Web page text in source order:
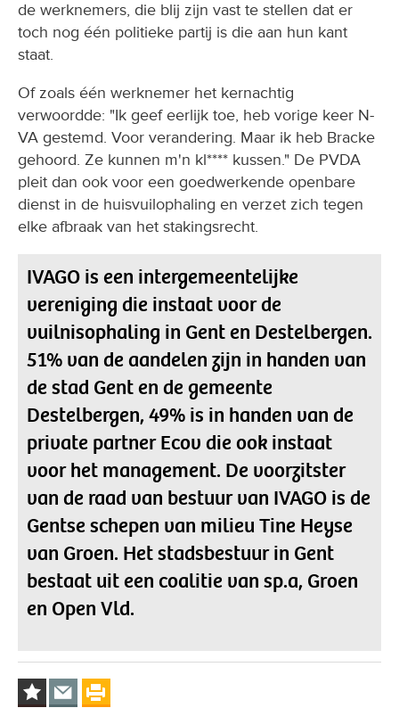
de werknemers, die blij zijn vast te stellen dat er
toch nog één politieke partij is die aan hun kant
staat.
Of zoals één werknemer het kernachtig
verwoordde: "Ik geef eerlijk toe, heb vorige keer N-
VA gestemd. Voor verandering. Maar ik heb Bracke
gehoord. Ze kunnen m'n kl**** kussen." De PVDA
pleit dan ook voor een goedwerkende openbare
dienst in de huisvuilophaling en verzet zich tegen
elke afbraak van het stakingsrecht.
IVAGO is een intergemeentelijke
vereniging die instaat voor de
vuilnisophaling in Gent en Destelbergen.
51% van de aandelen zijn in handen van
de stad Gent en de gemeente
Destelbergen, 49% is in handen van de
private partner Ecov die ook instaat
voor het management. De voorzitster
van de raad van bestuur van IVAGO is de
Gentse schepen van milieu Tine Heyse
van Groen. Het stadsbestuur in Gent
bestaat uit een coalitie van sp.a, Groen
en Open Vld.